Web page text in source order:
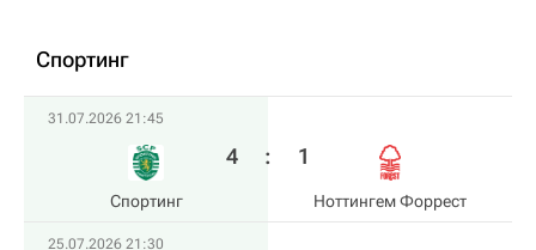
Спортинг
31.07.2026 21:45
Спортинг
4 : 1
Ноттингем Форрест
25.07.2026 21:30